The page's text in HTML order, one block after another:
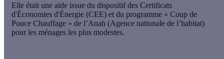
Elle était une aide issue du dispositif des Certificats
d'Économies d'Énergie (CEE) et du programme « Coup de
Pouce Chauffage » de l’Anah (Agence nationale de l’habitat)
pour les ménages les plus modestes.